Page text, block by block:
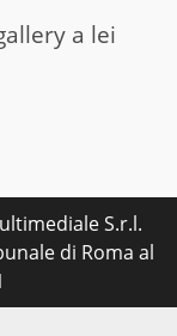
a lei
S.r.l.
di Roma al